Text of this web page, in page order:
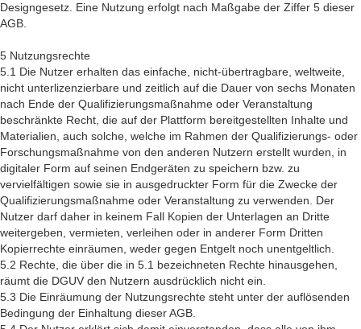
Designgesetz. Eine Nutzung erfolgt nach Maßgabe der Ziffer 5 dieser
AGB.
5 Nutzungsrechte
5.1 Die Nutzer erhalten das einfache, nicht-übertragbare, weltweite,
nicht unterlizenzierbare und zeitlich auf die Dauer von sechs Monaten
nach Ende der Qualifizierungsmaßnahme oder Veranstaltung
beschränkte Recht, die auf der Plattform bereitgestellten Inhalte und
Materialien, auch solche, welche im Rahmen der Qualifizierungs- oder
Forschungsmaßnahme von den anderen Nutzern erstellt wurden, in
digitaler Form auf seinen Endgeräten zu speichern bzw. zu
vervielfältigen sowie sie in ausgedruckter Form für die Zwecke der
Qualifizierungsmaßnahme oder Veranstaltung zu verwenden. Der
Nutzer darf daher in keinem Fall Kopien der Unterlagen an Dritte
weitergeben, vermieten, verleihen oder in anderer Form Dritten
Kopierrechte einräumen, weder gegen Entgelt noch unentgeltlich.
5.2 Rechte, die über die in 5.1 bezeichneten Rechte hinausgehen,
räumt die DGUV den Nutzern ausdrücklich nicht ein.
5.3 Die Einräumung der Nutzungsrechte steht unter der auflösenden
Bedingung der Einhaltung dieser AGB.